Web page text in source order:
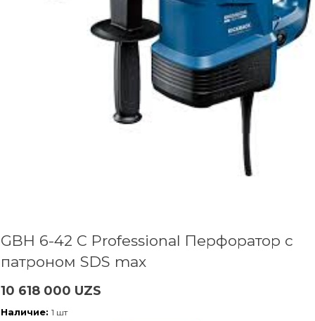
GBH 6-42 C Professional Перфоратор с
патроном SDS max
10 618 000 UZS
Наличие: 1 шт